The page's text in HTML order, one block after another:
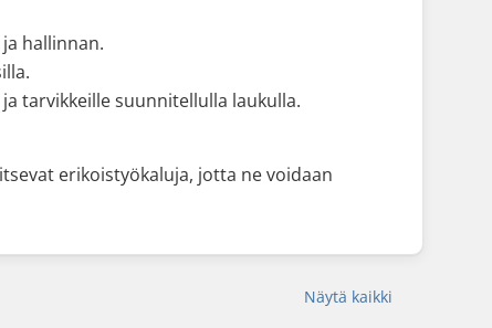
hallinnan.
tarvikkeille suunnitellulla laukulla.
erikoistyökaluja, jotta ne voidaan
Näytä kaikki